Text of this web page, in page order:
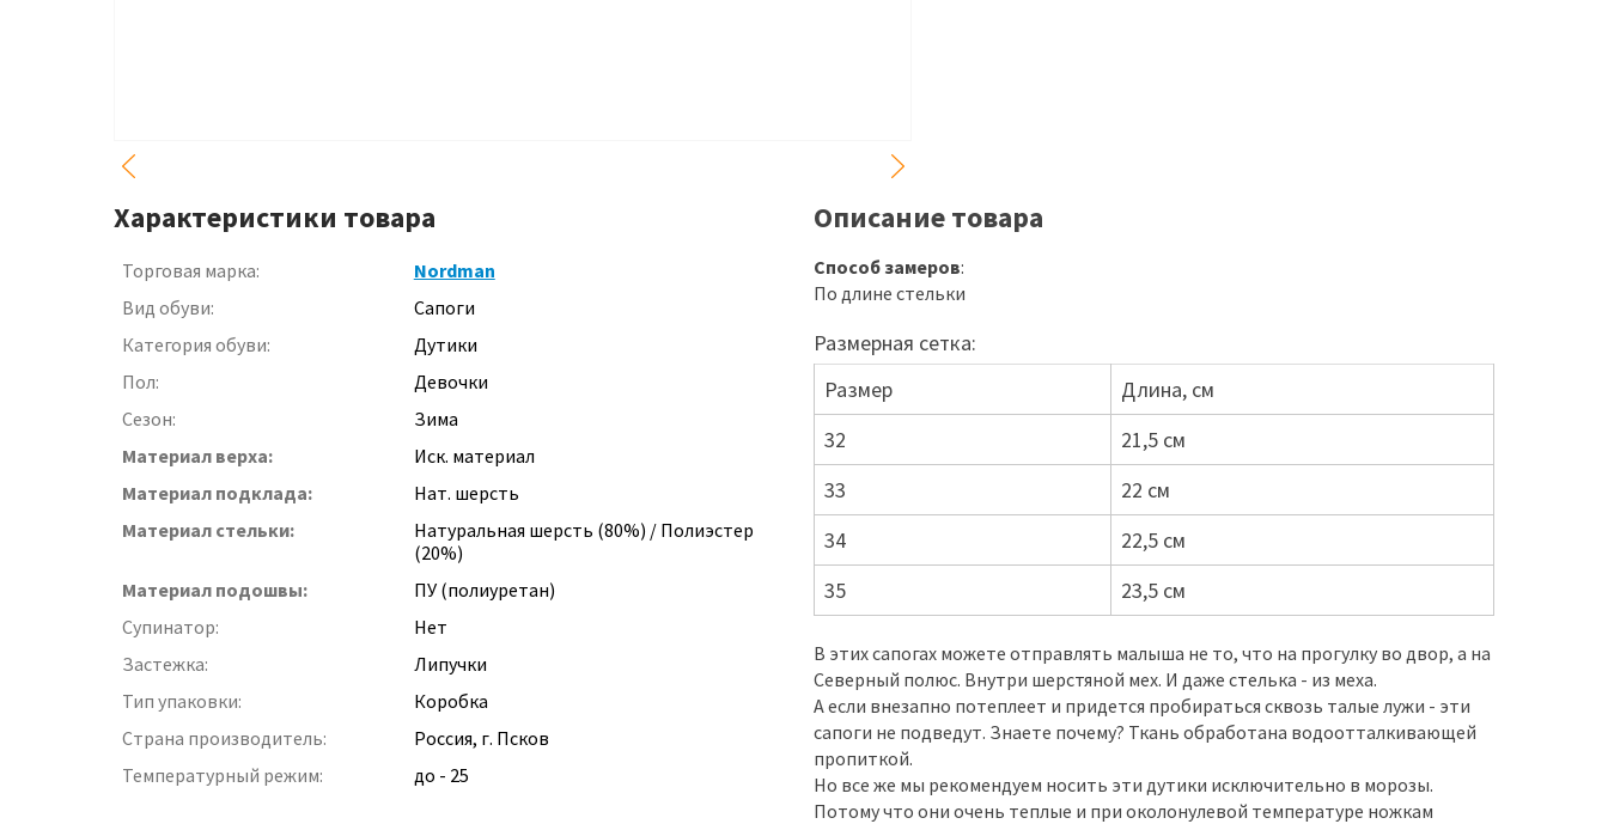
Характеристики товара
Торговая марка:
Nordman
Вид обуви:
Сапоги
Категория обуви:
Дутики
Пол:
Девочки
Сезон:
Зима
Материал верха:
Иск. материал
Материал подклада:
Нат. шерсть
Материал стельки:
Натуральная шерсть (80%) / Полиэстер
(20%)
Материал подошвы:
ПУ (полиуретан)
Супинатор:
Нет
Застежка:
Липучки
Тип упаковки:
Коробка
Страна производитель:
Россия, г. Псков
Температурный режим:
до - 25
Описание товара
Способ замеров:
По длине стельки
Размерная сетка:
Размер
Длина, см
32
21,5 см
33
22 см
34
22,5 см
35
23,5 см
В этих сапогах можете отправлять малыша не то, что на прогулку во двор, а на
Северный полюс. Внутри шерстяной мех. И даже стелька - из меха.
А если внезапно потеплеет и придется пробираться сквозь талые лужи - эти
сапоги не подведут. Знаете почему? Ткань обработана водоотталкивающей
пропиткой.
Но все же мы рекомендуем носить эти дутики исключительно в морозы.
Потому что они очень теплые и при околонулевой температуре ножкам